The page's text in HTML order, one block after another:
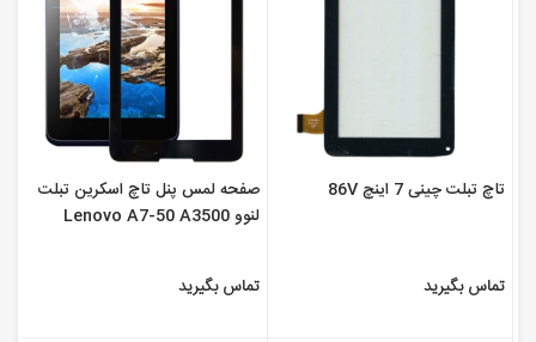
تاچ تبلت چینی 7 اینچ 86V
تماس بگیرید
صفحه لمس پنل تاچ اسکرین تبلت
لنوو Lenovo A7-50 A3500
تماس بگیرید